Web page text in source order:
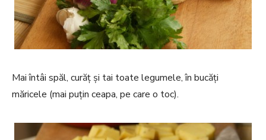
Mai întâi spăl, curăț și tai toate legumele, în bucăți
măricele (mai puțin ceapa, pe care o toc).